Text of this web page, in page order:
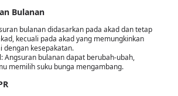
Bulanan
bulanan didasarkan pada akad dan tetap
kecuali pada akad yang memungkinkan
dengan kesepakatan.
Angsuran bulanan dapat berubah-ubah,
memilih suku bunga mengambang.